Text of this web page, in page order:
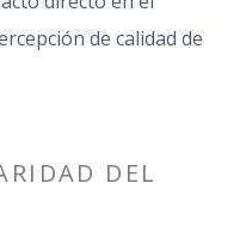
de calidad de
DEL